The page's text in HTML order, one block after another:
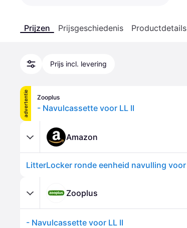
Prijzen Prijsgeschiedenis Productdetails
Prijs incl. levering
advertentie Zooplus
- Navulcassette voor LL II
Amazon
Zooplus
- Navulcassette voor LL II